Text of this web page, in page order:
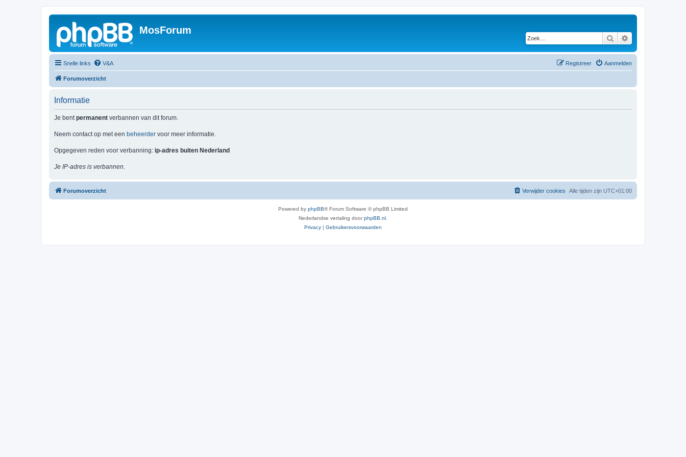
MosForum
Zoek
Snelle links V&A Aanmelden
Registreer
Forumoverzicht
Informatie
Je bentpermanent verbannen van dit forum.
Neem contact op met een beheerder voor meer informatie.
Opgegeven reden voor verbanning: ip-adres buiten Nederland
Je IP-adres is verbannen.
Forumoverzicht Alle tijden zijn UTC+01:00
Verwijder cookies
Powered by phpBB® Forum Software © phpBB Limited
Nederlandse vertaling doorphpBB.nl
Privacy | Gebruikersvoorwaarden